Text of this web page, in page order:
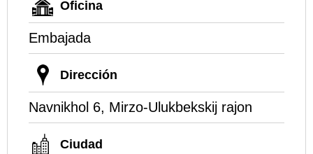
Oficina
Embajada
Dirección
Navnikhol 6, Mirzo-Ulukbekskij rajon
Ciudad